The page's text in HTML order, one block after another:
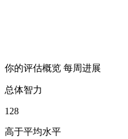
你的评估概览 每周进展
总体智力
128
高于平均水平